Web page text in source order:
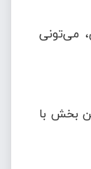
می‌تونی
بخش با